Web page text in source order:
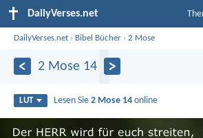
DailyVerses.net
DailyVerses.net › Bibel Bücher ›2 Mose
2 Mose 14
LUT Lesen Sie2 Mose 14 online